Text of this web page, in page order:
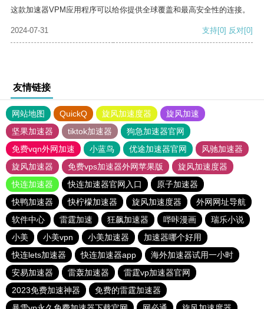
这款加速器VPM应用程序可以给你提供全球覆盖和最高安全性的连接。
2024-07-31 支持[0] 反对[0]
友情链接
网站地图 QuickQ 旋风加速度器
旋风加速
坚果加速器
tiktok加速器
狗急加速器官网
免费vqn外网加速
小蓝鸟 优途加速器官网
风驰加速器
旋风加速器
免费vps加速器外网苹果版
旋风加速度器
快连加速器
快连加速器官网入口
原子加速器
快鸭加速器
快柠檬加速器 旋风加速度器
外网网址导航
软件中心
雷霆加速 狂飙加速器 哔咔漫画
瑞乐小说
小美
小美vpn 小美加速器
加速器哪个好用
快连lets加速器
快连加速器app
海外加速器试用一小时
安易加速器
雷轰加速器
雷霆vp加速器官网
2023免费加速神器
免费的雷霆加速器